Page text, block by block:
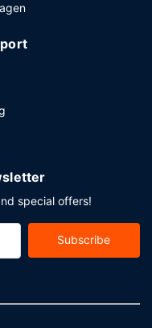
special offers!
Subscribe